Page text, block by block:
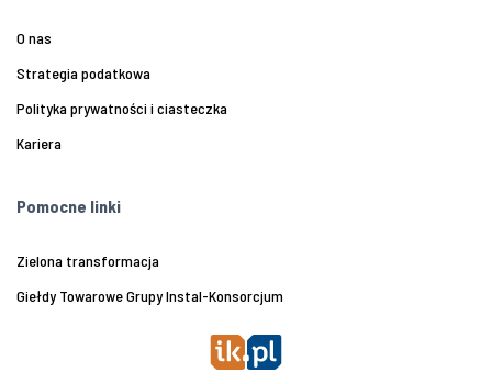
O nas
Strategia podatkowa
Polityka prywatności i ciasteczka
Kariera
Pomocne linki
Zielona transformacja
Giełdy Towarowe Grupy Instal-Konsorcjum